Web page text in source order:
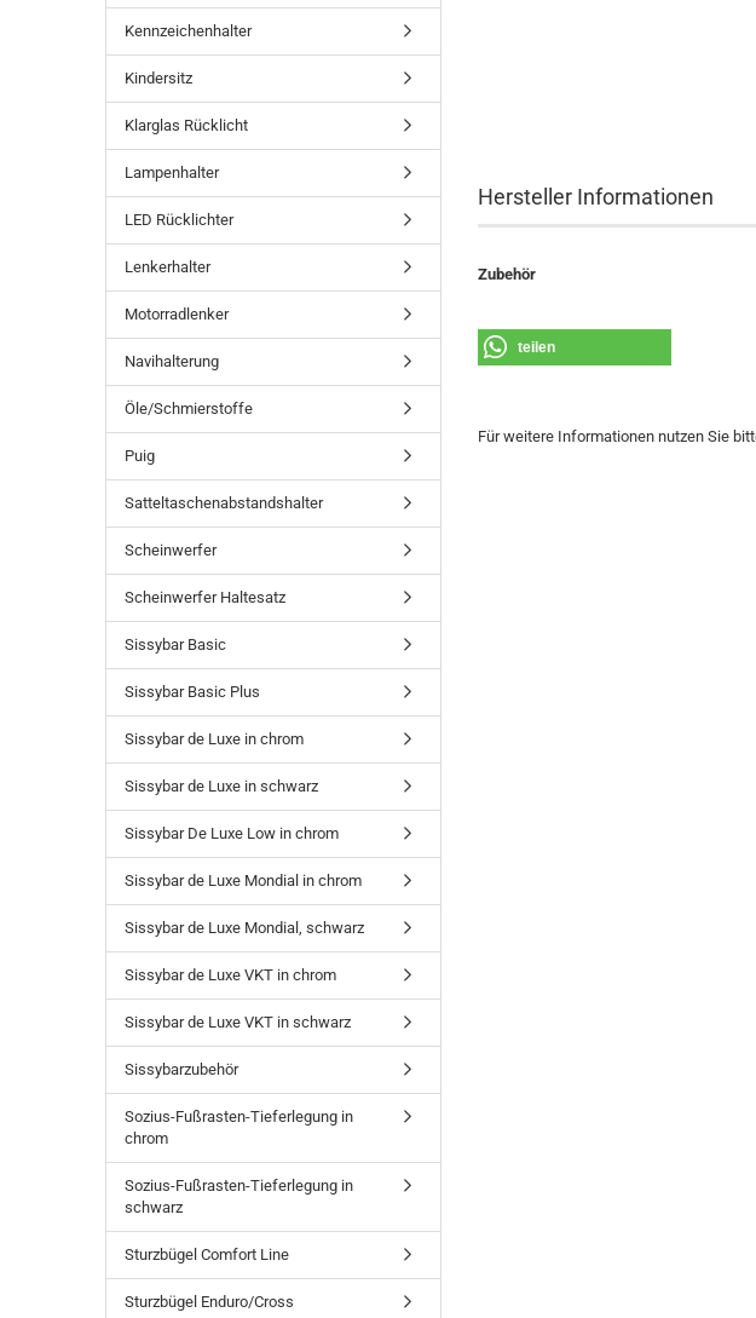
Hersteller Informationen
Zubehör
teilen
Für weitere Informationen nutzen Sie
Kennzeichenhalter
Kindersitz
Klarglas Rücklicht
Lampenhalter
LED Rücklichter
Lenkerhalter
Motorradlenker
Navihalterung
Öle/Schmierstoffe
Puig
Satteltaschenabstandshalter
Scheinwerfer
Scheinwerfer Haltesatz
Sissybar Basic
Sissybar Basic Plus
Sissybar de Luxe in chrom
Sissybar de Luxe in schwarz
Sissybar De Luxe Low in chrom
Sissybar de Luxe Mondial in chrom
Sissybar de Luxe Mondial, schwarz
Sissybar de Luxe VKT in chrom
Sissybar de Luxe VKT in schwarz
Sissybarzubehör
Sozius-Fußrasten-Tieferlegung in
chrom
Sozius-Fußrasten-Tieferlegung in
schwarz
Sturzbügel Comfort Line
Sturzbügel Enduro/Cross